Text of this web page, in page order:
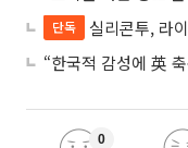
단독
실리콘투, 라이브커
0